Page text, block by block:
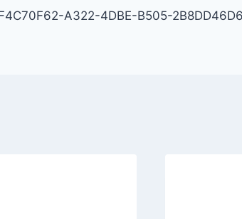
A322-4DBE-B505-